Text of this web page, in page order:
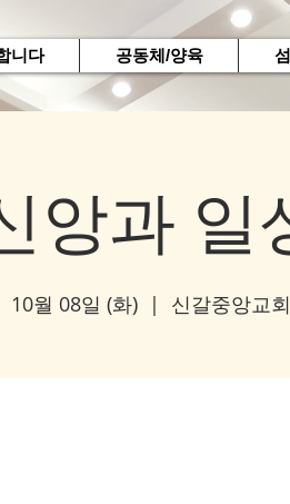
니다 공동체/양육
앙과 일
10월 08일 (화)
  |
신갈중앙교회